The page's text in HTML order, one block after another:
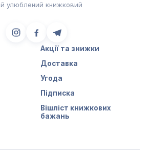
улюблений книжковий
Акції та знижки
Доставка
Угода
Підписка
Вішліст книжкових
бажань